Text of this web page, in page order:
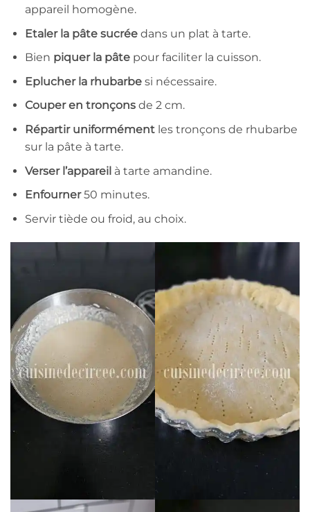
appareil homogène.
Etaler la pâte sucrée dans un plat à tarte.
Bien piquer la pâtepour faciliter la cuisson.
Eplucher la rhubarbesi nécessaire.
Couper en tronçons de 2 cm.
Répartir uniformément les tronçons de rhubarbe
sur la pâte à tarte.
Verser l’appareilà tarte amandine.
Enfourner50 minutes.
Servir tiède ou froid, au choix.